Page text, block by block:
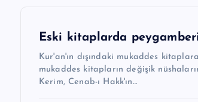
Eski kitaplarda
Kur'an'ın dışındaki mukaddes
mukaddes kitapların değişik
Kerim, Cenab-ı Hakk'ın…